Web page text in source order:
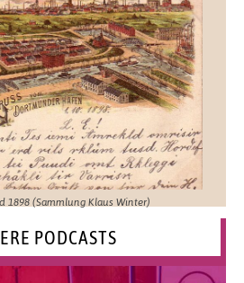
1898 (Sammlung Klaus Winter)
PODCASTS